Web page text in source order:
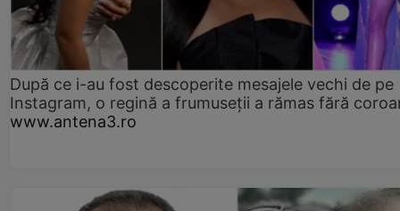
După ce i-au fost descoperite mesajele vechi de pe
Instagram, o regină a frumuseții a rămas fără
www.antena3.ro